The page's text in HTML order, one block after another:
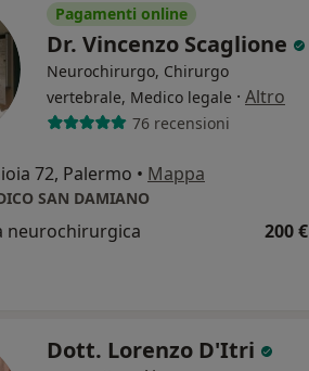
Pagamenti online
Dr. Vincenzo Scaglione
Neurochirurgo, Chirurgo
vertebrale, Medico legale · Altro
76 recensioni
72, Palermo • Mappa
SAN DAMIANO
neurochirurgica 200 €
Dott. Lorenzo D'Itri